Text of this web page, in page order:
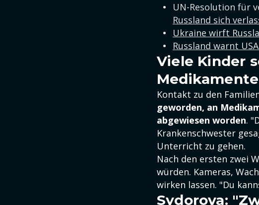
UN-Resolution für
Russland sich
Ukraine wirft
Russland warnt
Viele Kinder
Medikamente
Kontakt zu den
geworden, an
abgewiesen worden.
Krankenschwester
Unterricht zu gehen.
Nach den ersten zwei
würden. Kameras,
wirken lassen. "Du
Sydorova: